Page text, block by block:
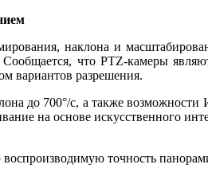
наклона и
что PTZ-камеры
вариантов разрешения.
до 700°/с, а также
на основе искусственного
точность